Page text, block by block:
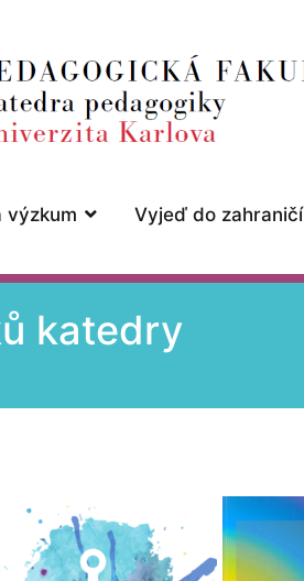
výzkum Vyjeď do zahraničí
katedry